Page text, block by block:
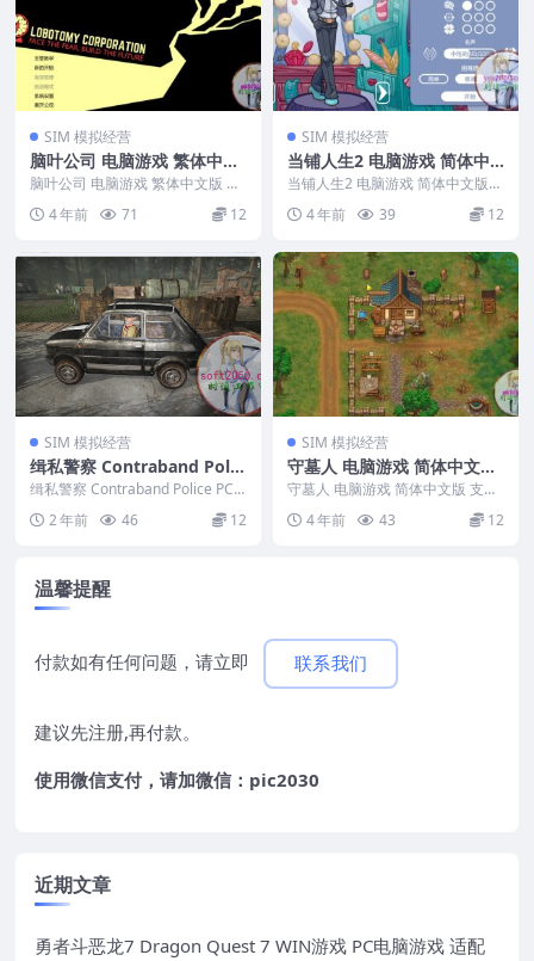
SIM 模拟经营
脑叶公司 电脑游戏 繁体中文
版 支援win11 win10 win7
脑叶公司 电脑游戏 繁体中文版 支
4 年前 71 12
SIM 模拟经营
当铺人生2 电脑游戏 简体中
文版 支援win11 win10 win
7
当铺人生2 电脑游戏 简体中文版
支援win11 win10 win7 &nbs...
4 年前 39 12
SIM 模拟经营
缉私警察 Contraband Polic
e PC电脑游戏 适用WIN11 W
IN10
缉私警察 Contraband Police PC
2 年前 46 12
SIM 模拟经营
守墓人 电脑游戏 简体中文版
支援win11 win10 win7
守墓人 电脑游戏 简体中文版 支援
4 年前 43 12
温馨提醒
付款如有任何问题，请立即 联系我们
建议先注册,再付款。
使用微信支付，请加微信：pic2030
近期文章
勇者斗恶龙7 Dragon Quest 7 WIN游戏 PC电脑游戏 适配